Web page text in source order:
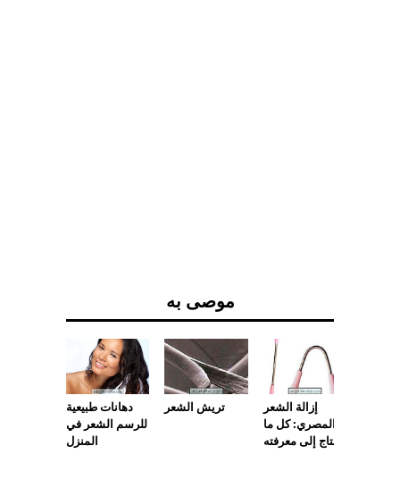
موصى به
دهانات طبيعية
للرسم الشعر في
المنزل
تريش الشعر
إزالة الشعر
المصري: كل ما
تحتاج إلى معرفته